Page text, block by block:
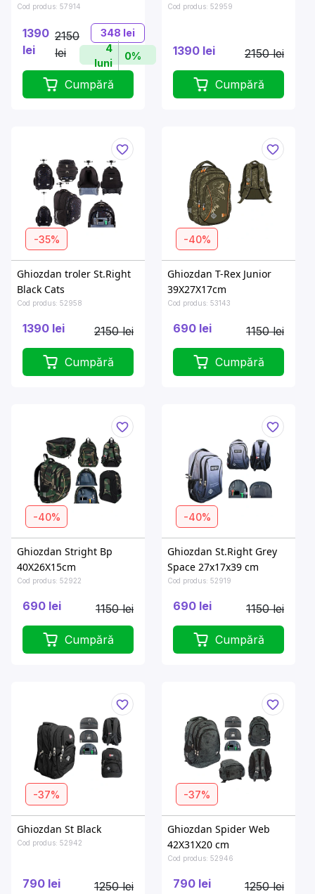
cm
Cod produs: 57914
1390
lei
2150
lei
348 lei
4
luni
0%
Cumpără
Cod produs: 52959
1390 lei 2150 lei
Cumpără
-35%
Ghiozdan troler St.Right
Black Cats
Cod produs: 52958
1390 lei 2150 lei
Cumpără
-40%
Ghiozdan T-Rex Junior
39X27X17cm
Cod produs: 53143
690 lei 1150 lei
Cumpără
-40%
Ghiozdan Stright Bp
40X26X15cm
Cod produs: 52922
690 lei 1150 lei
Cumpără
-40%
Ghiozdan St.Right Grey
Space 27x17x39 cm
Cod produs: 52919
690 lei 1150 lei
Cumpără
-37%
Ghiozdan St Black
Cod produs: 52942
790 lei 1250 lei
-37%
Ghiozdan Spider Web
42X31X20 cm
Cod produs: 52946
790 lei 1250 lei